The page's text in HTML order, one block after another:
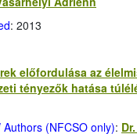
: 2013
előfordulása az
tényezők hatása
Authors (NFCSO only):